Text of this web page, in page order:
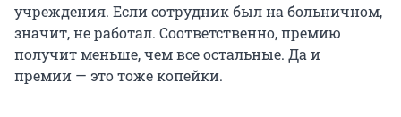
учреждения. Если сотрудник был на больничном,
значит, не работал. Соответственно, премию
получит меньше, чем все остальные. Да и
премии — это тоже копейки.